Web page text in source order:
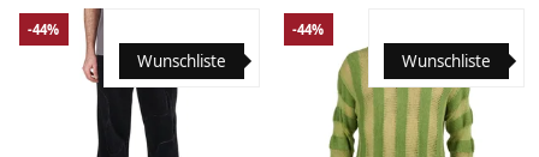
Wunschliste
-44%
Wunschliste
-44%